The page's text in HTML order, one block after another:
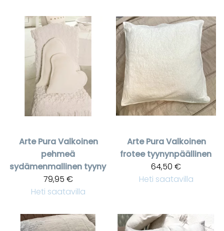
Arte PuraValkoinen
pehmeä
sydämenmallinen tyyny
79,95 €
Heti saatavilla
Arte PuraValkoinen
frotee tyynynpäällinen
64,50 €
Heti saatavilla